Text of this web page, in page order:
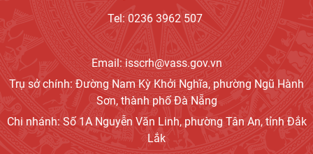
Tel: 0236 3962 507
Email: isscrh@vass.gov.vn
Trụ sở chính: Đường Nam Kỳ Khởi Nghĩa, phường Ngũ Hành
Sơn, thành phố Đà Nẵng
Chi nhánh: Số 1A Nguyễn Văn Linh, phường Tân An, tỉnh Đắk
Lắk